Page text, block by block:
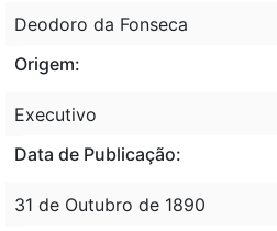
Deodoro da Fonseca
Origem:
Executivo
Data de Publicação:
31 de Outubro de 1890